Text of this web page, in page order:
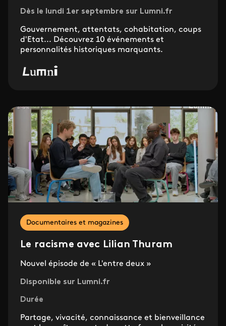
Dès le lundi 1er septembre sur Lumni.fr
Gouvernement, attentats, cohabitation, coups
d'Etat... Découvrez 10 événements et
personnalités historiques marquants.
Documentaires et magazines
Le racisme avec Lilian Thuram
Nouvel épisode de « L'entre deux »
Disponible sur Lumni.fr
Durée
Partage, vivacité, connaissance et bienveillance